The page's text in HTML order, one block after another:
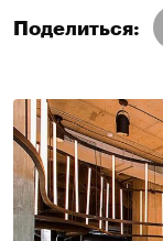
Поделиться: